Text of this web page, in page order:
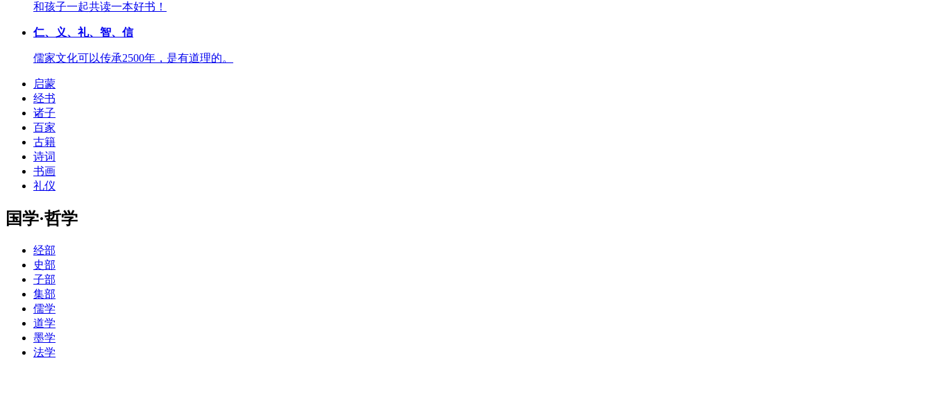
和孩子一起共读一本好书！
仁、义、礼、智、信
儒家文化可以传承2500年，是有道理的。
启蒙
经书
诸子
百家
古籍
诗词
书画
礼仪
国学·哲学
经部
史部
子部
集部
儒学
道学
墨学
法学